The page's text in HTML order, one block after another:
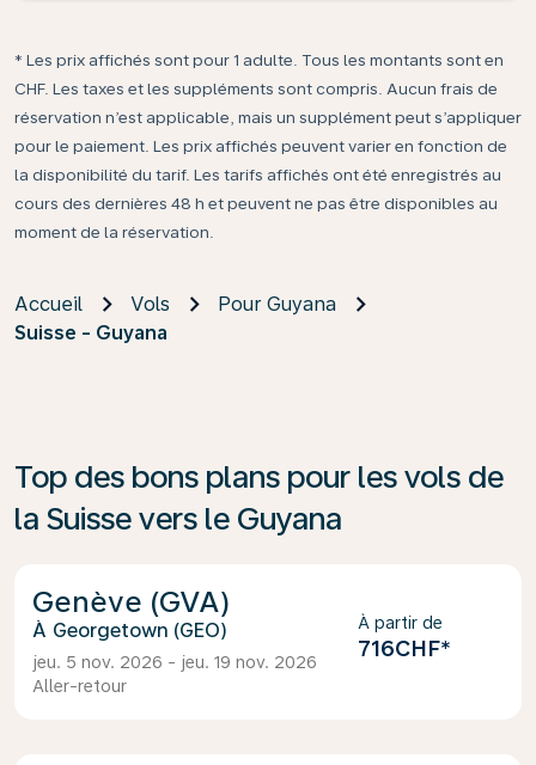
* Les prix affichés sont pour 1 adulte. Tous les montants sont en
CHF. Les taxes et les suppléments sont compris. Aucun frais de
réservation n’est applicable, mais un supplément peut s’appliquer
pour le paiement. Les prix affichés peuvent varier en fonction de
la disponibilité du tarif. Les tarifs affichés ont été enregistrés au
cours des dernières 48 h et peuvent ne pas être disponibles au
moment de la réservation.
Accueil Vols
Pour Guyana
Suisse - Guyana
Top des bons plans pour les vols de
la Suisse vers le Guyana
Genève (GVA)
Georgetown (GEO)
jeu. 5 nov. 2026 - jeu. 19 nov. 2026
Aller-retour
À partir de
716CHF*